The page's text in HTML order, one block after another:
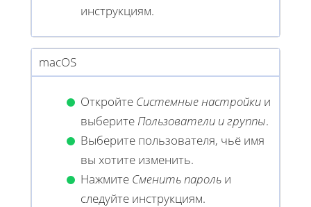
инструкциям.
macOS
Откройте Системные настройки и
выберите Пользователи и группы.
Выберите пользователя, чьё имя
вы хотите изменить.
Нажмите Сменить пароль и
следуйте инструкциям.